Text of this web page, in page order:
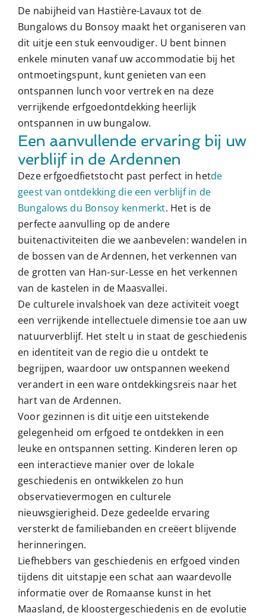
De nabijheid van Hastière-Lavaux tot de
Bungalows du Bonsoy maakt het organiseren van
dit uitje een stuk eenvoudiger. U bent binnen
enkele minuten vanaf uw accommodatie bij het
ontmoetingspunt, kunt genieten van een
ontspannen lunch voor vertrek en na deze
verrijkende erfgoedontdekking heerlijk
ontspannen in uw bungalow.
Een aanvullende ervaring bij uw
verblijf in de Ardennen
Deze erfgoedfietstocht past perfect in hetde
geest van ontdekking die een verblijf in de
Bungalows du Bonsoy kenmerkt. Het is de
perfecte aanvulling op de andere
buitenactiviteiten die we aanbevelen: wandelen in
de bossen van de Ardennen, het verkennen van
de grotten van Han-sur-Lesse en het verkennen
van de kastelen in de Maasvallei.
De culturele invalshoek van deze activiteit voegt
een verrijkende intellectuele dimensie toe aan uw
natuurverblijf. Het stelt u in staat de geschiedenis
en identiteit van de regio die u ontdekt te
begrijpen, waardoor uw ontspannen weekend
verandert in een ware ontdekkingsreis naar het
hart van de Ardennen.
Voor gezinnen is dit uitje een uitstekende
gelegenheid om erfgoed te ontdekken in een
leuke en ontspannen setting. Kinderen leren op
een interactieve manier over de lokale
geschiedenis en ontwikkelen zo hun
observatievermogen en culturele
nieuwsgierigheid. Deze gedeelde ervaring
versterkt de familiebanden en creëert blijvende
herinneringen.
Liefhebbers van geschiedenis en erfgoed vinden
tijdens dit uitstapje een schat aan waardevolle
informatie over de Romaanse kunst in het
Maasland, de kloostergeschiedenis en de evolutie